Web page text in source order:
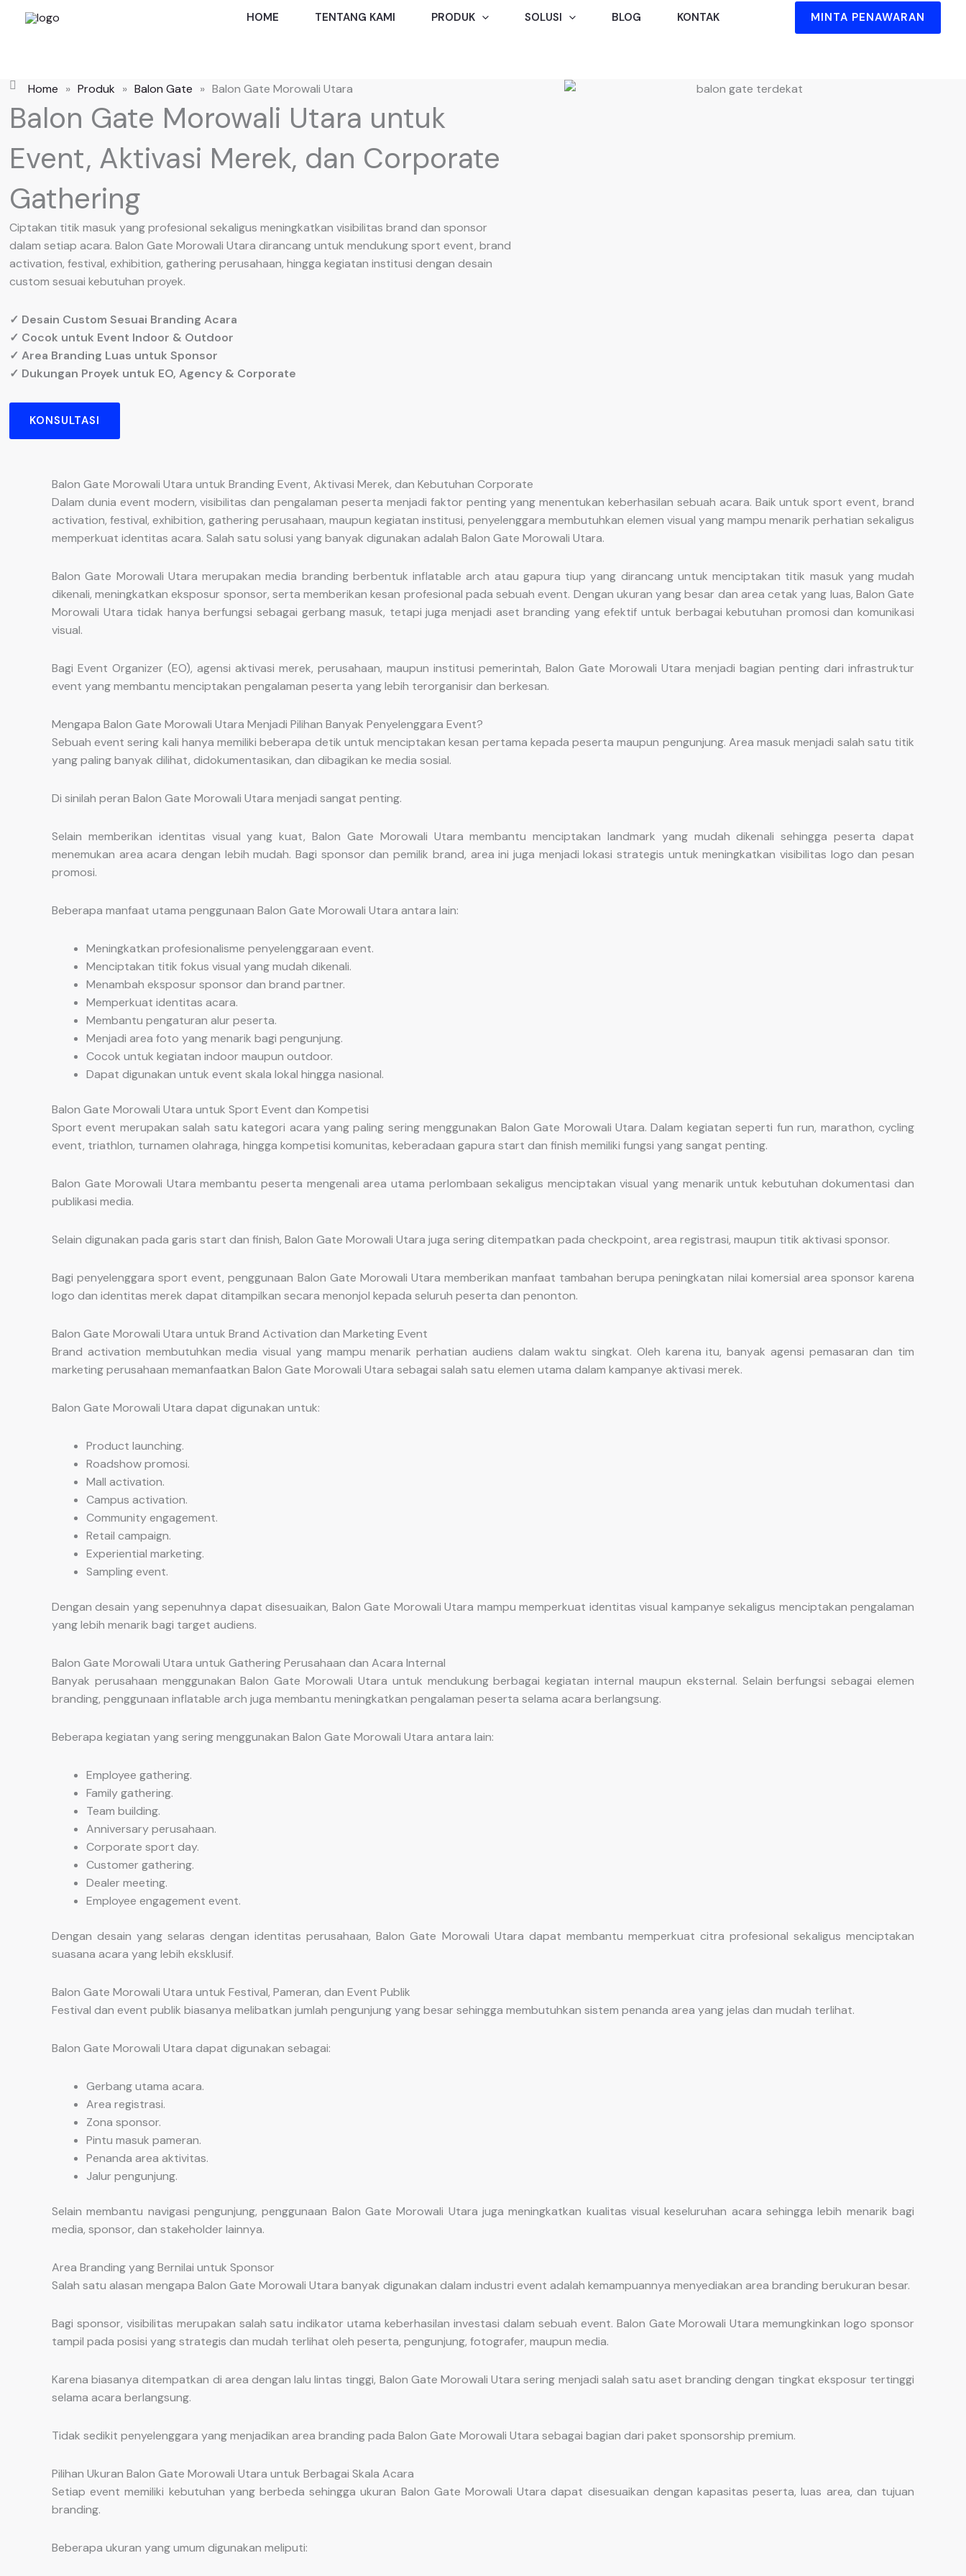
HOME TENTANG KAMI PRODUK SOLUSI BLOG KONTAK MINTA PENAWARAN
Home » Produk » Balon Gate » Balon Gate Morowali Utara
Balon Gate Morowali Utara untuk
Event, Aktivasi Merek, dan Corporate
Gathering
Ciptakan titik masuk yang profesional sekaligus meningkatkan visibilitas brand dan sponsor
dalam setiap acara. Balon Gate Morowali Utara dirancang untuk mendukung sport event, brand
activation, festival, exhibition, gathering perusahaan, hingga kegiatan institusi dengan desain
custom sesuai kebutuhan proyek.
✓ Desain Custom Sesuai Branding Acara
✓ Cocok untuk Event Indoor & Outdoor
✓ Area Branding Luas untuk Sponsor
✓ Dukungan Proyek untuk EO, Agency & Corporate
KONSULTASI
Balon Gate Morowali Utara untuk Branding Event, Aktivasi Merek, dan Kebutuhan Corporate
Dalam dunia event modern, visibilitas dan pengalaman peserta menjadi faktor penting yang menentukan keberhasilan sebuah acara. Baik untuk sport event, brand
activation, festival, exhibition, gathering perusahaan, maupun kegiatan institusi, penyelenggara membutuhkan elemen visual yang mampu menarik perhatian sekaligus
memperkuat identitas acara. Salah satu solusi yang banyak digunakan adalah Balon Gate Morowali Utara.
Balon Gate Morowali Utara merupakan media branding berbentuk inflatable arch atau gapura tiup yang dirancang untuk menciptakan titik masuk yang mudah
dikenali, meningkatkan eksposur sponsor, serta memberikan kesan profesional pada sebuah event. Dengan ukuran yang besar dan area cetak yang luas, Balon Gate
Morowali Utara tidak hanya berfungsi sebagai gerbang masuk, tetapi juga menjadi aset branding yang efektif untuk berbagai kebutuhan promosi dan komunikasi
visual.
Bagi Event Organizer (EO), agensi aktivasi merek, perusahaan, maupun institusi pemerintah, Balon Gate Morowali Utara menjadi bagian penting dari infrastruktur
event yang membantu menciptakan pengalaman peserta yang lebih terorganisir dan berkesan.
Mengapa Balon Gate Morowali Utara Menjadi Pilihan Banyak Penyelenggara Event?
Sebuah event sering kali hanya memiliki beberapa detik untuk menciptakan kesan pertama kepada peserta maupun pengunjung. Area masuk menjadi salah satu titik
yang paling banyak dilihat, didokumentasikan, dan dibagikan ke media sosial.
Di sinilah peran Balon Gate Morowali Utara menjadi sangat penting.
Selain memberikan identitas visual yang kuat, Balon Gate Morowali Utara membantu menciptakan landmark yang mudah dikenali sehingga peserta dapat
menemukan area acara dengan lebih mudah. Bagi sponsor dan pemilik brand, area ini juga menjadi lokasi strategis untuk meningkatkan visibilitas logo dan pesan
promosi.
Beberapa manfaat utama penggunaan Balon Gate Morowali Utara antara lain:
Meningkatkan profesionalisme penyelenggaraan event.
Menciptakan titik fokus visual yang mudah dikenali.
Menambah eksposur sponsor dan brand partner.
Memperkuat identitas acara.
Membantu pengaturan alur peserta.
Menjadi area foto yang menarik bagi pengunjung.
Cocok untuk kegiatan indoor maupun outdoor.
Dapat digunakan untuk event skala lokal hingga nasional.
Balon Gate Morowali Utara untuk Sport Event dan Kompetisi
Sport event merupakan salah satu kategori acara yang paling sering menggunakan Balon Gate Morowali Utara. Dalam kegiatan seperti fun run, marathon, cycling
event, triathlon, turnamen olahraga, hingga kompetisi komunitas, keberadaan gapura start dan finish memiliki fungsi yang sangat penting.
Balon Gate Morowali Utara membantu peserta mengenali area utama perlombaan sekaligus menciptakan visual yang menarik untuk kebutuhan dokumentasi dan
publikasi media.
Selain digunakan pada garis start dan finish, Balon Gate Morowali Utara juga sering ditempatkan pada checkpoint, area registrasi, maupun titik aktivasi sponsor.
Bagi penyelenggara sport event, penggunaan Balon Gate Morowali Utara memberikan manfaat tambahan berupa peningkatan nilai komersial area sponsor karena
logo dan identitas merek dapat ditampilkan secara menonjol kepada seluruh peserta dan penonton.
Balon Gate Morowali Utara untuk Brand Activation dan Marketing Event
Brand activation membutuhkan media visual yang mampu menarik perhatian audiens dalam waktu singkat. Oleh karena itu, banyak agensi pemasaran dan tim
marketing perusahaan memanfaatkan Balon Gate Morowali Utara sebagai salah satu elemen utama dalam kampanye aktivasi merek.
Balon Gate Morowali Utara dapat digunakan untuk:
Product launching.
Roadshow promosi.
Mall activation.
Campus activation.
Community engagement.
Retail campaign.
Experiential marketing.
Sampling event.
Dengan desain yang sepenuhnya dapat disesuaikan, Balon Gate Morowali Utara mampu memperkuat identitas visual kampanye sekaligus menciptakan pengalaman
yang lebih menarik bagi target audiens.
Balon Gate Morowali Utara untuk Gathering Perusahaan dan Acara Internal
Banyak perusahaan menggunakan Balon Gate Morowali Utara untuk mendukung berbagai kegiatan internal maupun eksternal. Selain berfungsi sebagai elemen
branding, penggunaan inflatable arch juga membantu meningkatkan pengalaman peserta selama acara berlangsung.
Beberapa kegiatan yang sering menggunakan Balon Gate Morowali Utara antara lain:
Employee gathering.
Family gathering.
Team building.
Anniversary perusahaan.
Corporate sport day.
Customer gathering.
Dealer meeting.
Employee engagement event.
Dengan desain yang selaras dengan identitas perusahaan, Balon Gate Morowali Utara dapat membantu memperkuat citra profesional sekaligus menciptakan
suasana acara yang lebih eksklusif.
Balon Gate Morowali Utara untuk Festival, Pameran, dan Event Publik
Festival dan event publik biasanya melibatkan jumlah pengunjung yang besar sehingga membutuhkan sistem penanda area yang jelas dan mudah terlihat.
Balon Gate Morowali Utara dapat digunakan sebagai:
Gerbang utama acara.
Area registrasi.
Zona sponsor.
Pintu masuk pameran.
Penanda area aktivitas.
Jalur pengunjung.
Selain membantu navigasi pengunjung, penggunaan Balon Gate Morowali Utara juga meningkatkan kualitas visual keseluruhan acara sehingga lebih menarik bagi
media, sponsor, dan stakeholder lainnya.
Area Branding yang Bernilai untuk Sponsor
Salah satu alasan mengapa Balon Gate Morowali Utara banyak digunakan dalam industri event adalah kemampuannya menyediakan area branding berukuran besar.
Bagi sponsor, visibilitas merupakan salah satu indikator utama keberhasilan investasi dalam sebuah event. Balon Gate Morowali Utara memungkinkan logo sponsor
tampil pada posisi yang strategis dan mudah terlihat oleh peserta, pengunjung, fotografer, maupun media.
Karena biasanya ditempatkan di area dengan lalu lintas tinggi, Balon Gate Morowali Utara sering menjadi salah satu aset branding dengan tingkat eksposur tertinggi
selama acara berlangsung.
Tidak sedikit penyelenggara yang menjadikan area branding pada Balon Gate Morowali Utara sebagai bagian dari paket sponsorship premium.
Pilihan Ukuran Balon Gate Morowali Utara untuk Berbagai Skala Acara
Setiap event memiliki kebutuhan yang berbeda sehingga ukuran Balon Gate Morowali Utara dapat disesuaikan dengan kapasitas peserta, luas area, dan tujuan
branding.
Beberapa ukuran yang umum digunakan meliputi: